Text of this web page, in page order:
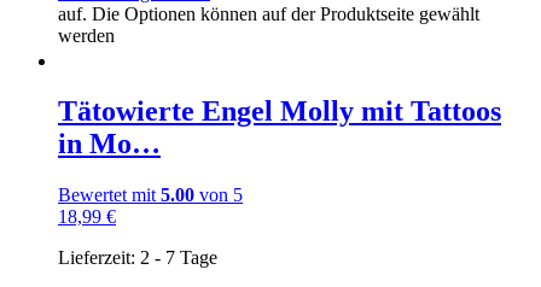
auf. Die Optionen können auf der Produktseite gewählt
werden
Tätowierte Engel Molly mit Tattoos
in Mo…
Bewertet mit 5.00 von 5
18,99 €
Lieferzeit: 2 - 7 Tage